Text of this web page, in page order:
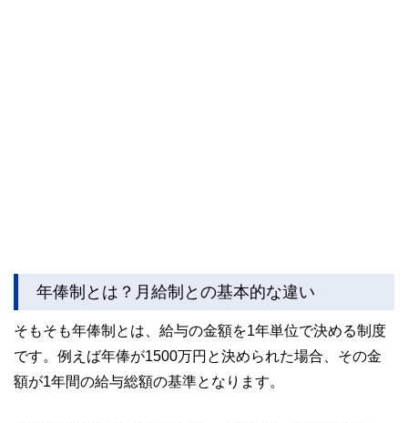
年俸制とは？月給制との基本的な違い
そもそも年俸制とは、給与の金額を1年単位で決める制度
です。例えば年俸が1500万円と決められた場合、その金
額が1年間の給与総額の基準となります。